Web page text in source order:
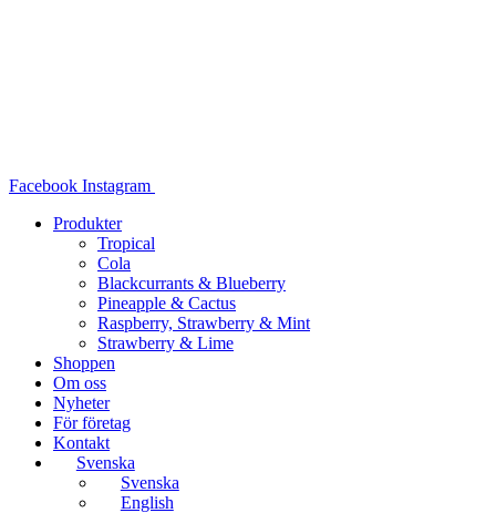
Facebook Instagram
Produkter
Tropical
Cola
Blackcurrants & Blueberry
Pineapple & Cactus
Raspberry, Strawberry & Mint
Strawberry & Lime
Shoppen
Om oss
Nyheter
För företag
Kontakt
Svenska
Svenska
English